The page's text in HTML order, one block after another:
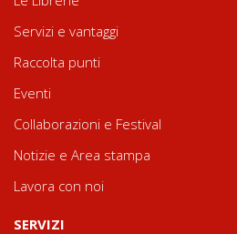
Servizi e vantaggi
Raccolta punti
Eventi
Collaborazioni e Festival
Notizie e Area stampa
Lavora con noi
SERVIZI